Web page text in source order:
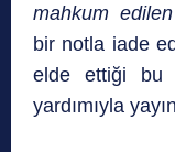
mahkum
bir notla iade
elde ettiği bu
yardımıyla